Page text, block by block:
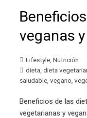
veganas
Lifestyle Nutrición
dieta dieta
saludable vegano
Beneficios de las
vegetarianas y